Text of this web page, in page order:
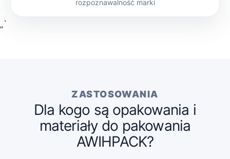
rozpoznawalność marki
„`
ZASTOSOWANIA
Dla kogo są opakowania i
materiały do pakowania
AWIHPACK?